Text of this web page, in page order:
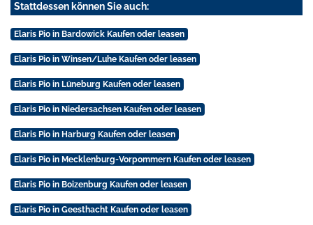
Stattdessen können Sie auch:
Elaris Pio in Bardowick Kaufen oder leasen
Elaris Pio in Winsen/Luhe Kaufen oder leasen
Elaris Pio in Lüneburg Kaufen oder leasen
Elaris Pio in Niedersachsen Kaufen oder leasen
Elaris Pio in Harburg Kaufen oder leasen
Elaris Pio in Mecklenburg-Vorpommern Kaufen oder leasen
Elaris Pio in Boizenburg Kaufen oder leasen
Elaris Pio in Geesthacht Kaufen oder leasen